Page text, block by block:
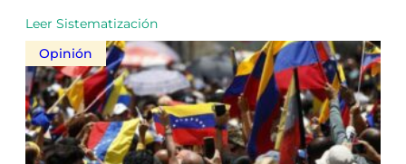
Leer Sistematización
Opinión